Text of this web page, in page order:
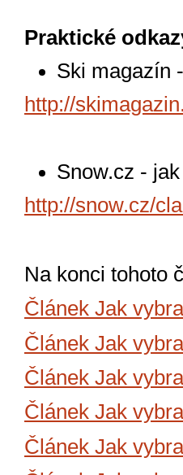
Praktické
Ski magazín
http://
Snow.cz -
http://snow.cz/
Na konci tohoto
Článek Jak
Článek Jak
Článek Jak
Článek Jak
Článek Jak